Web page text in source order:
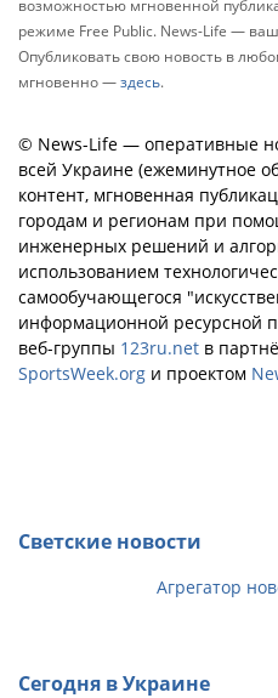
возможностью мгновенной
режиме Free Public. News-Life —
Опубликовать свою новость в
мгновенно —здесь.
© News-Life — оперативные
всей Украине (ежеминутное
контент, мгновенная
городам и регионам при
инженерных решений и
использованием
самообучающегося
информационной ресурсной
веб-группы 123ru.net в
SportsWeek.org и проектом
Светские новости
Агрегатор
Сегодня в Украине